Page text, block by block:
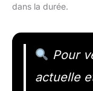
dans la durée.
Pour
actuelle